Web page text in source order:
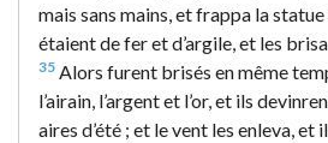
mais sans mains, et frappa la
étaient de fer et d’argile, et les brisa.
35 Alors furent brisés en même
l’airain, l’argent et l’or, et ils
aires d’été ; et le vent les enleva, et